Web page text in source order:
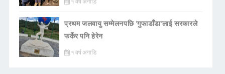
प्रथम जलवायु सम्मेलनपछि ‘गुफाडाँडा’लाई सरकारले
फर्केर पनि हेरेन
१ वर्ष अगाडि